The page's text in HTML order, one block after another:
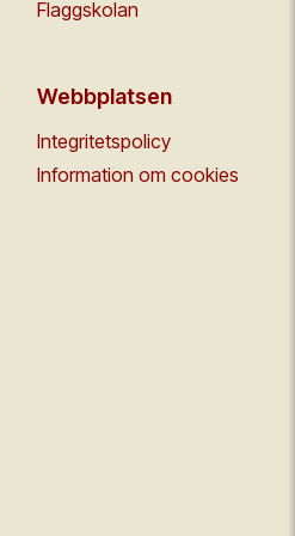
Flaggskolan
Webbplatsen
Integritetspolicy
Information om cookies